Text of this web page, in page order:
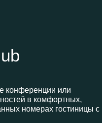
конференции или
в комфортных,
номерах гостиницы с